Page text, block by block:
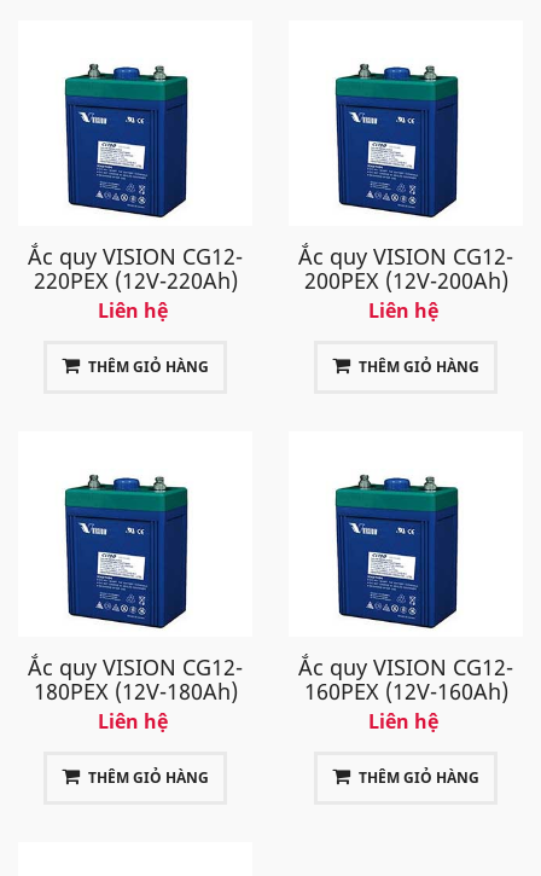
Ắc quy VISION CG12-
220PEX (12V-220Ah)
Liên hệ
THÊM GIỎ HÀNG
Ắc quy VISION CG12-
200PEX (12V-200Ah)
Liên hệ
THÊM GIỎ HÀNG
Ắc quy VISION CG12-
180PEX (12V-180Ah)
Liên hệ
THÊM GIỎ HÀNG
Ắc quy VISION CG12-
160PEX (12V-160Ah)
Liên hệ
THÊM GIỎ HÀNG